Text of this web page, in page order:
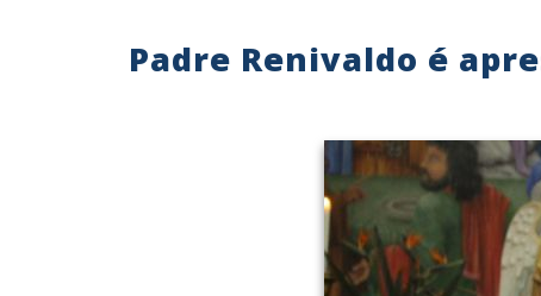
Padre Renivaldo é